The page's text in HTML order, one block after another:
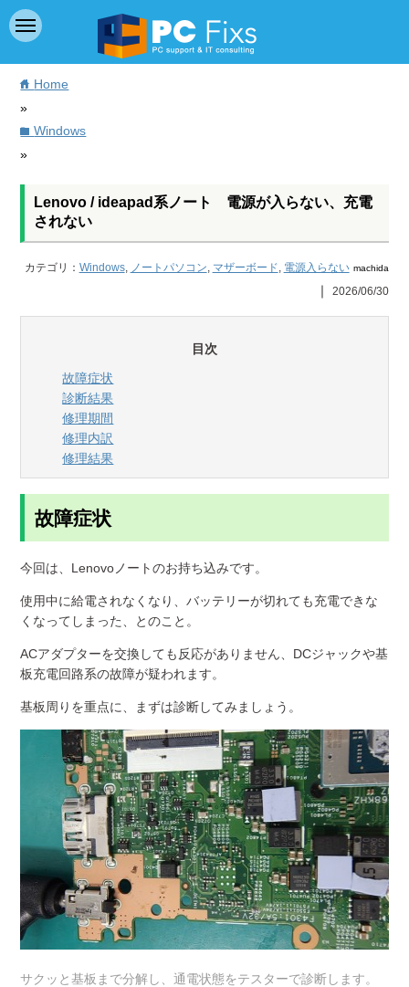
home Home
»
folderWindows
»
Lenovo / ideapad系ノート 電源が入らない、充電
されない
カテゴリ： Windows, ノートパソコン, マザーボード, 電源入らない machida
｜ 2026/06/30
目次
故障症状
診断結果
修理期間
修理内訳
修理結果
故障症状
今回は、Lenovoノートのお持ち込みです。
使用中に給電されなくなり、バッテリーが切れても充電できな
くなってしまった、とのこと。
ACアダプターを交換しても反応がありません、DCジャックや基
板充電回路系の故障が疑われます。
基板周りを重点に、まずは診断してみましょう。
サクッと基板まで分解し、通電状態をテスターで診断します。